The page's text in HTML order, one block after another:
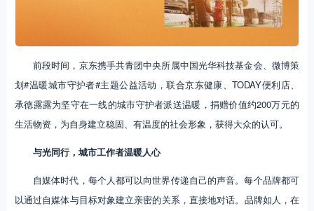
前段时间，京东携手共青团中央所属中国光华科技基金会、微博策
划#温暖城市守护者#主题公益活动，联合京东健康、TODAY便利店、
承德露露为坚守在一线的城市守护者派送温暖，捐赠价值约200万元的
生活物资，为自身建立稳固、有温度的社会形象，获得大众的认可。
与光同行，城市工作者温暖人心
自媒体时代，每个人都可以向世界传递自己的声音。每个品牌都可
以通过自媒体与目标对象建立亲密的关系，直接地对话。品牌如人，在